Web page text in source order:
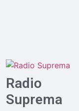
Radio
Suprema